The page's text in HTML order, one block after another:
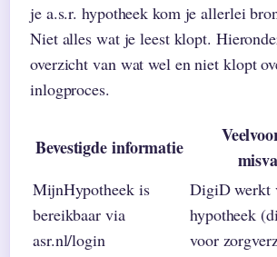
je a.s.r. hypotheek kom je allerlei
Niet alles wat je leest klopt.
overzicht van wat wel en niet klopt
inlogproces.
Bevestigde informatie
MijnHypotheek is
bereikbaar via
asr.nl/login
DigiD werkt
hypotheek
voor